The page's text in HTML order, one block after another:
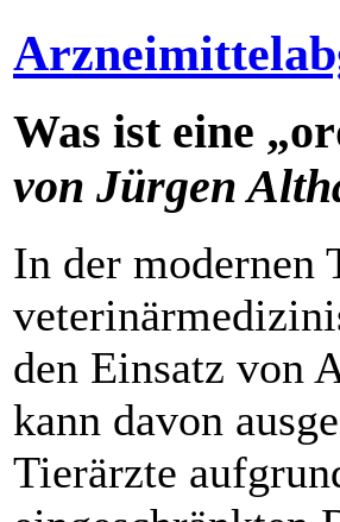
Was ist eine
von Jürgen
In der modernen
den Einsatz von
kann davon
Tierärzte